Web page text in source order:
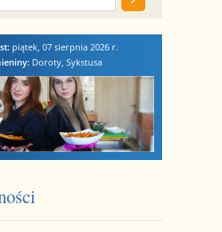
piątek, 07 sierpnia 2026r.
Doroty, Sykstusa